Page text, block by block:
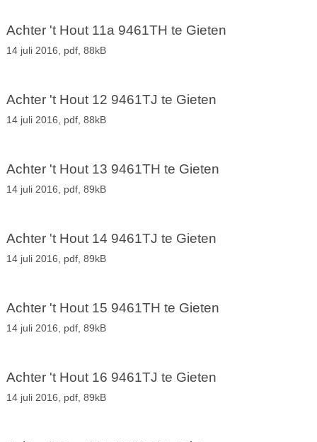
Achter 't Hout 11a 9461TH te Gieten
14 juli 2016, pdf, 88kB
Achter 't Hout 12 9461TJ te Gieten
14 juli 2016, pdf, 88kB
Achter 't Hout 13 9461TH te Gieten
14 juli 2016, pdf, 89kB
Achter 't Hout 14 9461TJ te Gieten
14 juli 2016, pdf, 89kB
Achter 't Hout 15 9461TH te Gieten
14 juli 2016, pdf, 89kB
Achter 't Hout 16 9461TJ te Gieten
14 juli 2016, pdf, 89kB